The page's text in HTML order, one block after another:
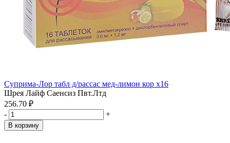
Суприма-Лор табл д/рассас мед-лимон кор x16
Шрея Лайф Саенсиз Пвт.Лтд
256.70 ₽
-
+
В корзину